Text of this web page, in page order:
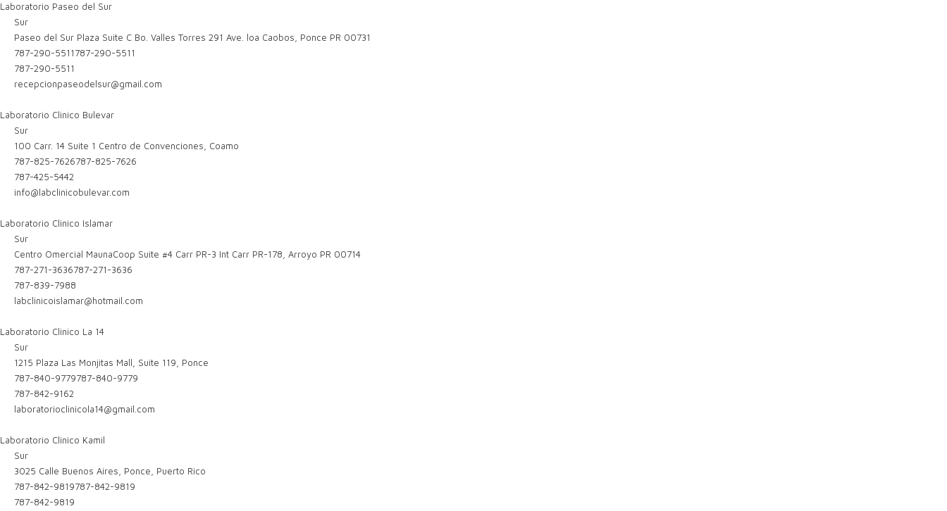
Laboratorio Paseo del Sur
Sur
Paseo del Sur Plaza Suite C Bo. Valles Torres 291 Ave. loa Caobos, Ponce PR 00731
787-290-5511787-290-5511
787-290-5511
recepcionpaseodelsur@gmail.com
Laboratorio Clinico Bulevar
Sur
100 Carr. 14 Suite 1 Centro de Convenciones, Coamo
787-825-7626787-825-7626
787-425-5442
info@labclinicobulevar.com
Laboratorio Clinico Islamar
Sur
Centro Omercial MaunaCoop Suite #4 Carr PR-3 Int Carr PR-178, Arroyo PR 00714
787-271-3636787-271-3636
787-839-7988
labclinicoislamar@hotmail.com
Laboratorio Clinico La 14
Sur
1215 Plaza Las Monjitas Mall, Suite 119, Ponce
787-840-9779787-840-9779
787-842-9162
laboratorioclinicola14@gmail.com
Laboratorio Clinico Kamil
Sur
3025 Calle Buenos Aires, Ponce, Puerto Rico
787-842-9819787-842-9819
787-842-9819